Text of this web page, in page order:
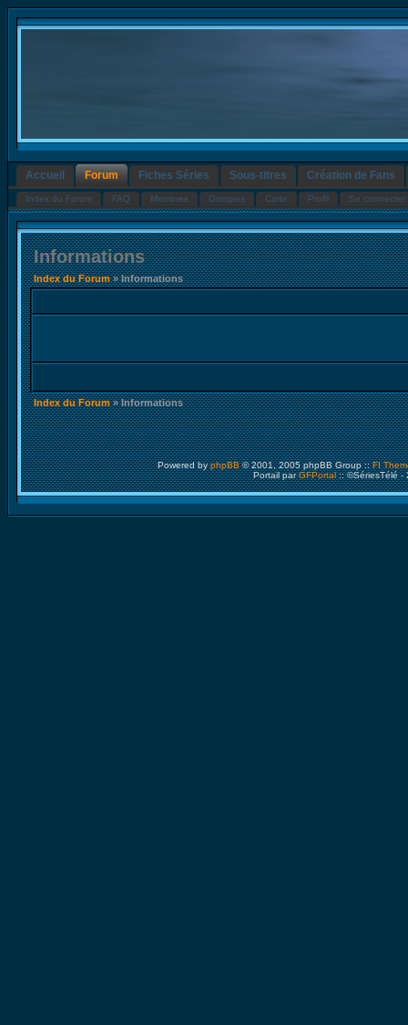
Accueil Forum Fiches Séries Sous-titres Création de Fans
Index du Forum FAQ Membres Groupes Carte Profil Se connecter
Informations
Index du Forum» Informations
Index du Forum» Informations
Powered byphpBB© 2001, 2005 phpBB Group ::FI
Portail parGFPortal:: ©SériesTélé -